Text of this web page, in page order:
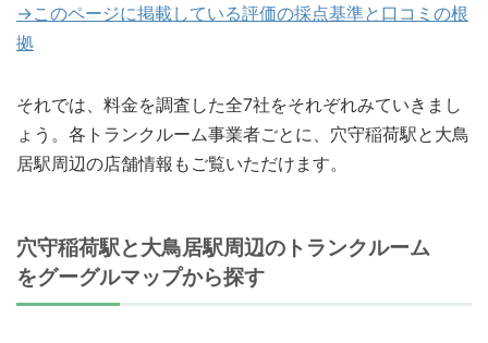
→このページに掲載している評価の採点基準と口コミの根
拠
それでは、料金を調査した全7社をそれぞれみていきまし
ょう。各トランクルーム事業者ごとに、穴守稲荷駅と大鳥
居駅周辺の店舗情報もご覧いただけます。
穴守稲荷駅と大鳥居駅周辺のトランクルーム
をグーグルマップから探す